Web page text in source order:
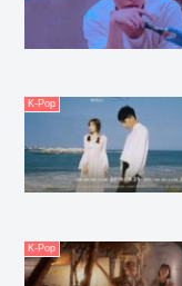
K-Pop
K-Pop